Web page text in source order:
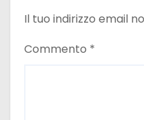
l
i
Il tuo indirizzo email
Commento *